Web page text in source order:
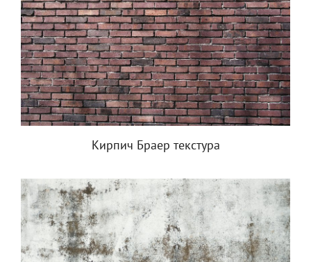
Кирпич Браер текстура